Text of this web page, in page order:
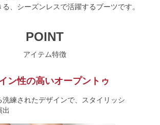
、シーズンレスで活躍するブーツです。
POINT
アイテム特徴
ン性の高いオープントゥ
洗練されたデザインで、スタイリッシ
出